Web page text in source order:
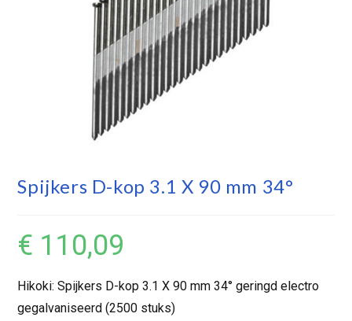
Spijkers D-kop 3.1 X 90 mm 34°
€ 110,09
Hikoki: Spijkers D-kop 3.1 X 90 mm 34° geringd electro
gegalvaniseerd (2500 stuks)